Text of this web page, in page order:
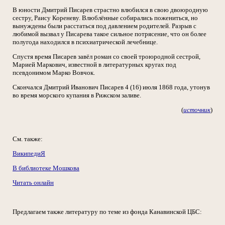
В юности Дмитрий Писарев страстно влюбился в свою двоюродную
сестру, Раису Кореневу. Влюблённые собирались пожениться, но
вынуждены были расстаться под давлением родителей. Разрыв с
любимой вызвал у Писарева такое сильное потрясение, что он более
полугода находился в психиатрической лечебнице.
Спустя время Писарев завёл роман со своей троюродной сестрой,
Марией Маркович, известной в литературных кругах под
псевдонимом Марко Вовчок.
Скончался Дмитрий Иванович Писарев 4 (16) июля 1868 года, утонув
во время морского купания в Рижском заливе.
(источник)
См. также:
ВикипедиЯ
В библиотеке Мошкова
Читать онлайн
Предлагаем также литературу по теме из фонда Канавинской ЦБС: